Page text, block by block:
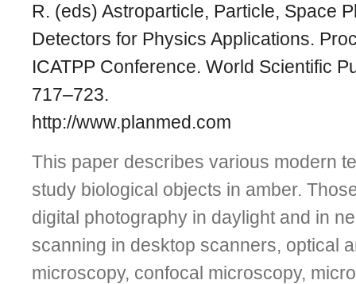
R. (eds) Astroparticle, Particle, Space
Detectors for Physics Applications.
ICATPP Conference. World Scientific
717–723.
http://www.planmed.com
This paper describes various modern
study biological objects in amber.
digital photography in daylight and in
scanning in desktop scanners, optical
microscopy, confocal microscopy,